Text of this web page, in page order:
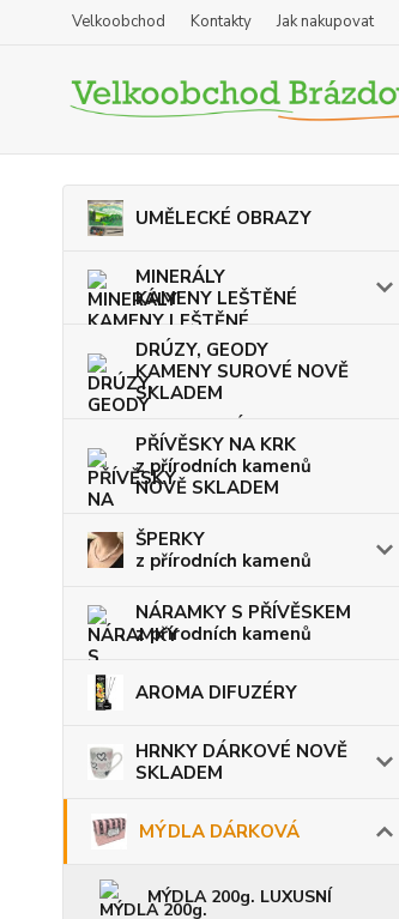
Velkoobchod Kontakty Jak nakupovat
UMĚLECKÉ OBRAZY
MINERÁLY
KAMENY LEŠTĚNÉ
DRÚZY, GEODY
KAMENY SUROVÉ NOVĚ
SKLADEM
PŘÍVĚSKY NA KRK
z přírodních kamenů
NOVĚ SKLADEM
ŠPERKY
z přírodních kamenů
NÁRAMKY S PŘÍVĚSKEM
z přírodních kamenů
AROMA DIFUZÉRY
HRNKY DÁRKOVÉ NOVĚ
SKLADEM
MÝDLA DÁRKOVÁ
MÝDLA 200g. LUXUSNÍ